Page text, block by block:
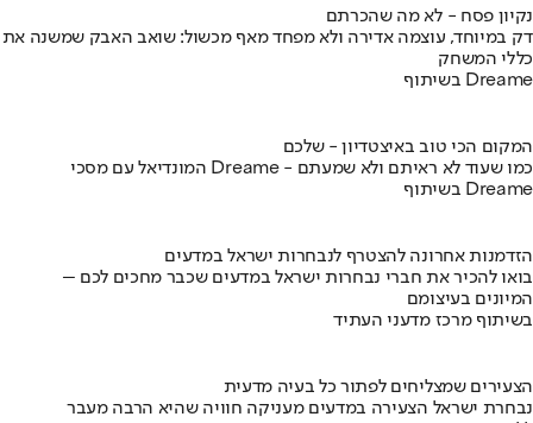
נקיון פסח - לא מה שהכרתם
דק במיוחד, עוצמה אדירה ולא מפחד מאף מכשול: שואב האבק שמשנה את
כללי המשחק
בשיתוף Dreame
המקום הכי טוב באיצטדיון - שלכם
המונדיאל עם מסכי Dreame - כמו שעוד לא ראיתם ולא שמעתם
בשיתוף Dreame
הזדמנות אחרונה להצטרף לנבחרות ישראל במדעים
בואו להכיר את חברי נבחרות ישראל במדעים שכבר מחכים לכם –
המיונים בעיצומם
בשיתוף מרכז מדעני העתיד
הצעירים שמצליחים לפתור כל בעיה מדעית
נבחרת ישראל הצעירה במדעים מעניקה חוויה שהיא הרבה מעבר